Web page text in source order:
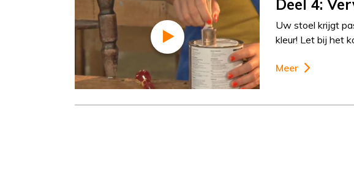
Deel 4:
Uw stoel krijgt
kleur! Let bij het
Meer